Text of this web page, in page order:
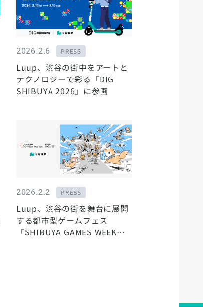
2026.2.6 PRESS
Luup、渋谷の街中をアートと
テクノロジーで彩る「DIG
SHIBUYA 2026」に参画
2026.2.2 PRESS
Luup、渋谷の街を舞台に展開
する都市型ゲームフェス
「SHIBUYA GAMES WEEK」